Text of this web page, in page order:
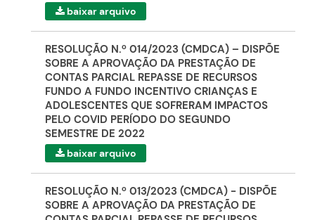
baixar arquivo
RESOLUÇÃO N.º 014/2023 (CMDCA) – DISPÕE
SOBRE A APROVAÇÃO DA PRESTAÇÃO DE
CONTAS PARCIAL REPASSE DE RECURSOS
FUNDO A FUNDO INCENTIVO CRIANÇAS E
ADOLESCENTES QUE SOFRERAM IMPACTOS
PELO COVID PERÍODO DO SEGUNDO
SEMESTRE DE 2022
baixar arquivo
RESOLUÇÃO N.º 013/2023 (CMDCA) - DISPÕE
SOBRE A APROVAÇÃO DA PRESTAÇÃO DE